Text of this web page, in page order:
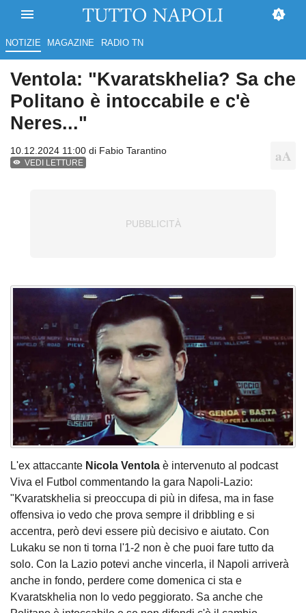
NOTIZIE MAGAZINE RADIO TN
Ventola: "Kvaratskhelia? Sa che
Politano è intoccabile e c'è
Neres..."
10.12.2024 11:00 di Fabio Tarantino
VEDI LETTURE
L'ex attaccante Nicola Ventola è intervenuto al podcast
Viva el Futbol commentando la gara Napoli-Lazio:
"Kvaratskhelia si preoccupa di più in difesa, ma in fase
offensiva io vedo che prova sempre il dribbling e si
accentra, però devi essere più decisivo e aiutato. Con
Lukaku se non ti torna l'1-2 non è che puoi fare tutto da
solo. Con la Lazio potevi anche vincerla, il Napoli arriverà
anche in fondo, perdere come domenica ci sta e
Kvaratskhelia non lo vedo peggiorato. Sa anche che